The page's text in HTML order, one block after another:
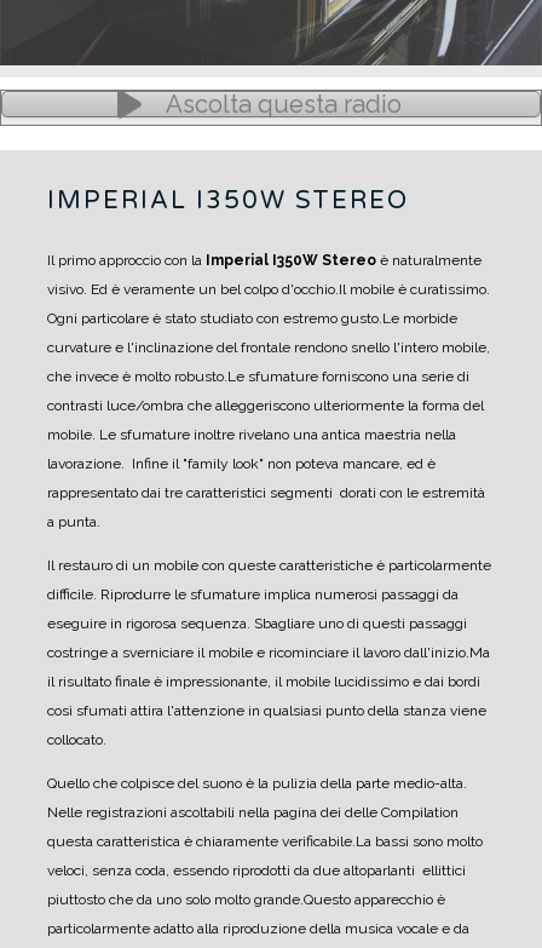
Ascolta questa radio
IMPERIAL I350W STEREO
Il primo approccio con la Imperial I350W Stereo è naturalmente
visivo. Ed è veramente un bel colpo d'occhio.Il mobile è curatissimo.
Ogni particolare è stato studiato con estremo gusto.Le morbide
curvature e l'inclinazione del frontale rendono snello l'intero mobile,
che invece è molto robusto.Le sfumature forniscono una serie di
contrasti luce/ombra che alleggeriscono ulteriormente la forma del
mobile. Le sfumature inoltre rivelano una antica maestria nella
lavorazione. Infine il "family look" non poteva mancare, ed è
rappresentato dai tre caratteristici segmenti dorati con le estremità
a punta.
Il restauro di un mobile con queste caratteristiche è particolarmente
difficile. Riprodurre le sfumature implica numerosi passaggi da
eseguire in rigorosa sequenza. Sbagliare uno di questi passaggi
costringe a sverniciare il mobile e ricominciare il lavoro dall'inizio.Ma
il risultato finale è impressionante, il mobile lucidissimo e dai bordi
così sfumati attira l'attenzione in qualsiasi punto della stanza viene
collocato.
Quello che colpisce del suono è la pulizia della parte medio-alta.
Nelle registrazioni ascoltabili nella pagina dei delle Compilation
questa caratteristica è chiaramente verificabile.La bassi sono molto
veloci, senza coda, essendo riprodotti da due altoparlanti ellittici
piuttosto che da uno solo molto grande.Questo apparecchio è
particolarmente adatto alla riproduzione della musica vocale e da